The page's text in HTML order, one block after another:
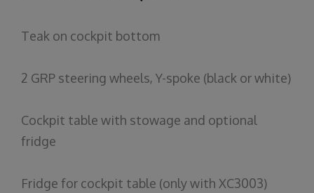
Teak on cockpit bottom
2 GRP steering wheels, Y-spoke (black orwhite)
Cockpit table with stowage and optional
fridge
Fridge for cockpit table (onlywith XC3003)